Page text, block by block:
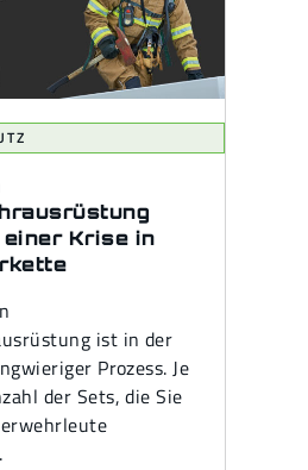
Krise in
ist in der
Prozess. Je
der Sets, die Sie